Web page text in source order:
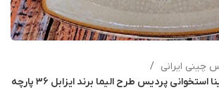
چینی ایرانی
سرویس چینی بن چاینا استخوانی پردیس طرح الیما برند ایزابل ۳۶ پارچه